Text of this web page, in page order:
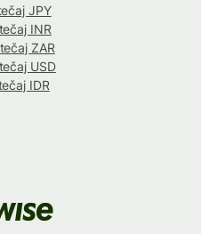
JPY
INR
ZAR
USD
IDR